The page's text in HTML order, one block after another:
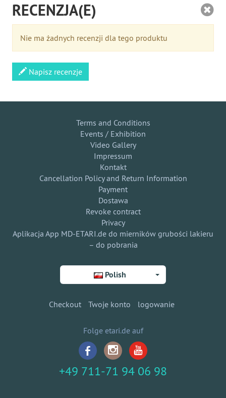
RECENZJA(E)
Nie ma żadnych recenzji dla tego produktu
Napisz recenzje
Terms and Conditions
Events / Exhibition
Video Gallery
Impressum
Kontakt
Cancellation Policy and Return Information
Payment
Dostawa
Revoke contract
Privacy
Aplikacja App MD-ETARI.de do mierników grubości lakieru
– do pobrania
Polish
Checkout Twoje konto logowanie
Folge etari.de auf
+49 711-71 94 06 98